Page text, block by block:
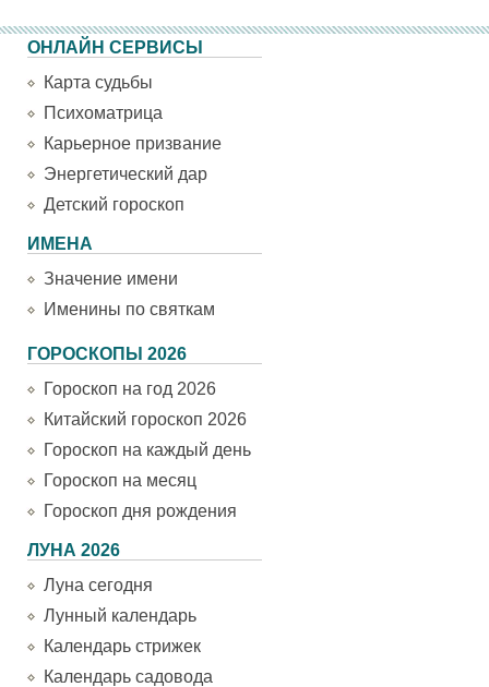
ОНЛАЙН СЕРВИСЫ
Карта судьбы
Психоматрица
Карьерное призвание
Энергетический дар
Детский гороскоп
ИМЕНА
Значение имени
Именины по святкам
ГОРОСКОПЫ 2026
Гороскоп на год 2026
Китайский гороскоп 2026
Гороскоп на каждый день
Гороскоп на месяц
Гороскоп дня рождения
ЛУНА 2026
Луна сегодня
Лунный календарь
Календарь стрижек
Календарь садовода